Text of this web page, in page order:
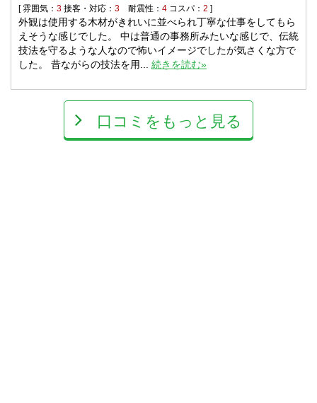
[ 雰囲気： 3 接客・対応： 3 耐震性： 4 コスパ： 2 ]
外観は使用する木材がきれいに並べられ丁寧な仕事をしてもら
えそうな感じでした。 中は普通の事務所みたいな感じで、伝統
技法を守るような人なので怖いイメージでしたが気さくな方で
した。 昔ながらの技法を用... 続きを読む»
口コミをもっと見る